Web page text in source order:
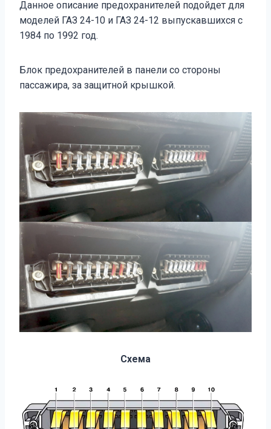
Данное описание предохранителей подойдет для
моделей ГАЗ 24-10 и ГАЗ 24-12 выпускавшихся с
1984 по 1992 год.
Блок предохранителей в панели со стороны
пассажира, за защитной крышкой.
Схема